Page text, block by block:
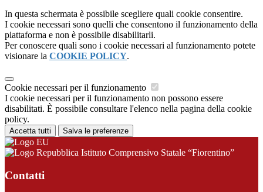
In questa schermata è possibile scegliere quali cookie consentire.
I cookie necessari sono quelli che consentono il funzionamento della
piattaforma e non è possibile disabilitarli.
Per conoscere quali sono i cookie necessari al funzionamento potete
visionare la COOKIE POLICY.
Cookie necessari per il funzionamento
I cookie necessari per il funzionamento non possono essere
disabilitati. È possibile consultare l'elenco nella pagina della cookie
policy.
Accetta tutti Salva le preferenze
Istituto Comprensivo Statale “Fiorentino”
Contatti